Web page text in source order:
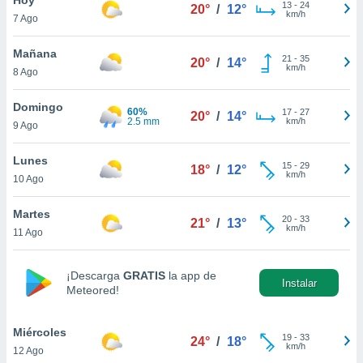
y
en
más
de
cookies
aceptar
7 Ago
20° / 12° 13- 24
km/h
Mañana
8 Ago
20° / 14° 21 - 35
km/h
Domingo
9 Ago
60%
2.5 mm
20° / 14° 17- 27
km/h
Lunes
10 Ago
18° / 12° 15- 29
km/h
Martes
11 Ago
21° / 13° 20- 33
km/h
¡Descarga GRATIS la app de
Meteored!
Instalar
Miércoles
12 Ago
24° / 18° 19- 33
km/h